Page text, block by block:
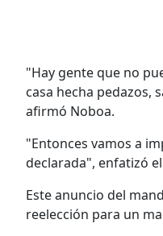
"Hay gente que no
casa hecha pedazos,
afirmó Noboa.
"Entonces vamos a
declarada", enfatizó
Este anuncio del
reelección para un